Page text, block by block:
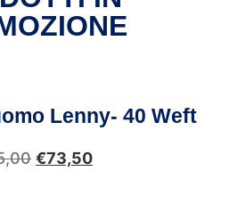
Lenny- 40 Weft
€73,50